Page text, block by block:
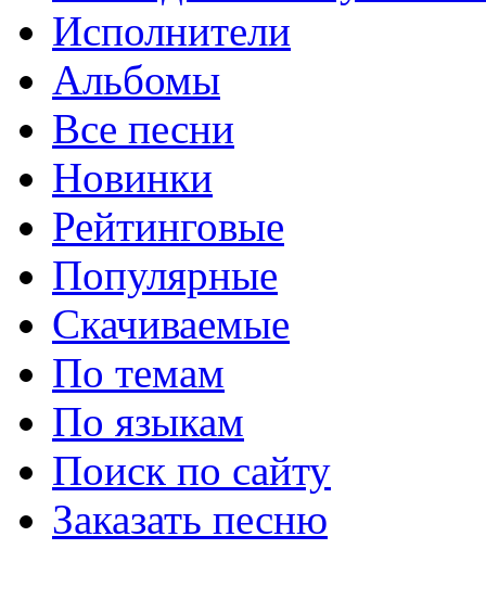
Исполнители
Альбомы
Все песни
Новинки
Рейтинговые
Популярные
Скачиваемые
По темам
По языкам
Поиск по сайту
Заказать песню